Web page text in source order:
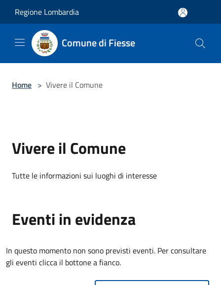
Regione Lombardia
Comune di Fiesse
Home > Vivere il Comune
Vivere il Comune
Tutte le informazioni sui luoghi di interesse
Eventi in evidenza
In questo momento non sono previsti eventi. Per consultare
gli eventi clicca il bottone a fianco.